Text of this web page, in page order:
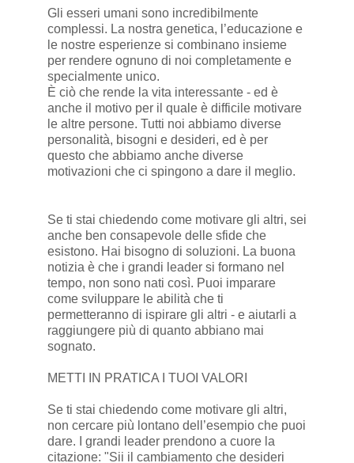
Gli esseri umani sono incredibilmente
complessi. La nostra genetica, l’educazione e
le nostre esperienze si combinano insieme
per rendere ognuno di noi completamente e
specialmente unico.
È ciò che rende la vita interessante - ed è
anche il motivo per il quale è difficile motivare
le altre persone. Tutti noi abbiamo diverse
personalità, bisogni e desideri, ed è per
questo che abbiamo anche diverse
motivazioni che ci spingono a dare il meglio.
Se ti stai chiedendo come motivare gli altri, sei
anche ben consapevole delle sfide che
esistono. Hai bisogno di soluzioni. La buona
notizia è che i grandi leader si formano nel
tempo, non sono nati così. Puoi imparare
come sviluppare le abilità che ti
permetteranno di ispirare gli altri - e aiutarli a
raggiungere più di quanto abbiano mai
sognato.
METTI IN PRATICA I TUOI VALORI
Se ti stai chiedendo come motivare gli altri,
non cercare più lontano dell’esempio che puoi
dare. I grandi leader prendono a cuore la
citazione: "Sii il cambiamento che desideri